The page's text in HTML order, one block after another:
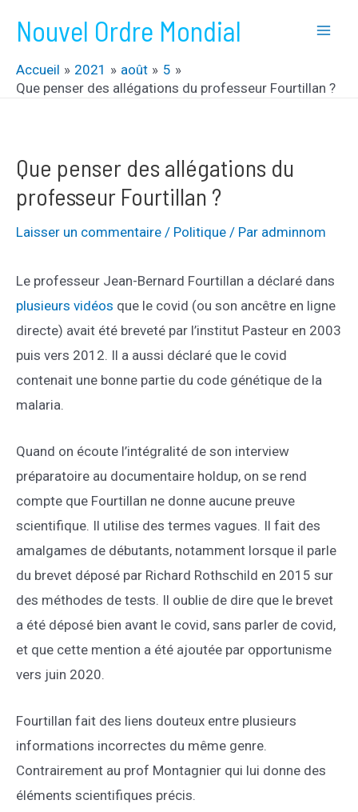
contenu
Nouvel Ordre Mondial
Accueil 2021 août
5
Que penser des allégations du professeur Fourtillan ?
Que penser des allégations du
professeur Fourtillan ?
Laisser un commentaire / Politique / Par adminnom
Le professeur Jean-Bernard Fourtillan a déclaré dans
plusieurs vidéos que le covid (ou son ancêtre en ligne
directe) avait été breveté par l’institut Pasteur en 2003
puis vers 2012. Il a aussi déclaré que le covid
contenait une bonne partie du code génétique de la
malaria.
Quand on écoute l’intégralité de son interview
préparatoire au documentaire holdup, on se rend
compte que Fourtillan ne donne aucune preuve
scientifique. Il utilise des termes vagues. Il fait des
amalgames de débutants, notamment lorsque il parle
du brevet déposé par Richard Rothschild en 2015 sur
des méthodes de tests. Il oublie de dire que le brevet
a été déposé bien avant le covid, sans parler de covid,
et que cette mention a été ajoutée par opportunisme
vers juin 2020.
Fourtillan fait des liens douteux entre plusieurs
informations incorrectes du même genre.
Contrairement au prof Montagnier qui lui donne des
éléments scientifiques précis.